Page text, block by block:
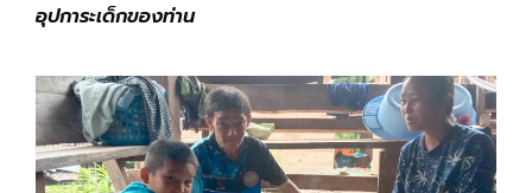
อุปการะเด็กของท่าน